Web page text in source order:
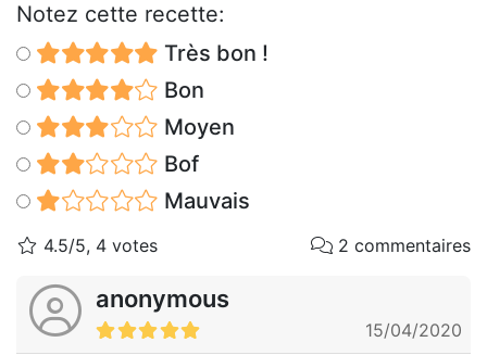
Notez cette recette:
Très bon !
Bon
Moyen
Bof
Mauvais
4.5/5, 4 votes 2 commentaires
anonymous
15/04/2020